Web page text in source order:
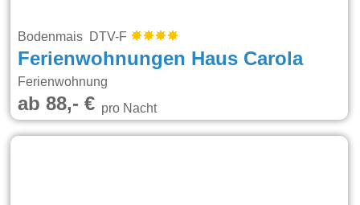
Bodenmais DTV-F
Ferienwohnungen Haus Carola
Ferienwohnung
ab 88,- €pro Nacht